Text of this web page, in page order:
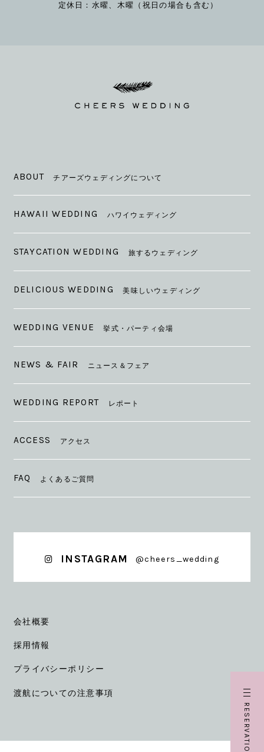
RESERVATION
定休日：水曜、木曜（祝日の場合も含む）
ABOUT チアーズウェディングについて
HAWAII WEDDING ハワイウェディング
STAYCATION WEDDING 旅するウェディング
DELICIOUS WEDDING 美味しいウェディング
WEDDING VENUE 挙式・パーティ会場
NEWS & FAIR ニュース＆フェア
WEDDING REPORT レポート
ACCESS アクセス
FAQ よくあるご質問
INSTAGRAM @cheers_wedding
会社概要
採用情報
プライバシーポリシー
渡航についての注意事項